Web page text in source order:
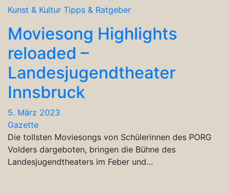
Kunst & Kultur Tipps & Ratgeber
Moviesong Highlights
reloaded –
Landesjugendtheater
Innsbruck
5. März 2023
Gazette
Die tollsten Moviesongs von Schülerinnen des PORG
Volders dargeboten, bringen die Bühne des
Landesjugendtheaters im Feber und…